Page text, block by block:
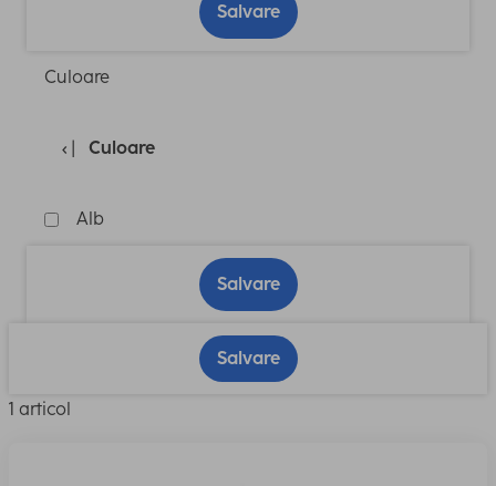
Salvare
Culoare
Culoare
Alb
Salvare
Salvare
1 articol